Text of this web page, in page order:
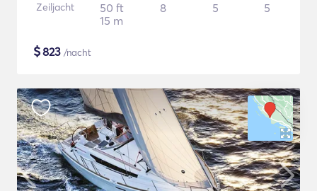
Zeiljacht
50 ft
15 m
8 5 5
$823 /nacht